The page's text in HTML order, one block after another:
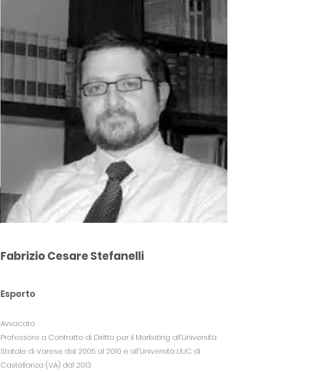
Fabrizio Cesare Stefanelli
Esperto
Avvocato
Professore a Contratto di Diritto per il Marketing all'Università
Statale di Varese dal 2005 al 2010 e all'Università LIUC di
Castellanza (VA) dal 2013